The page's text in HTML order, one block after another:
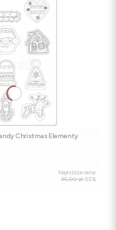
Christmas Elementy
Najniższa cena:
35,00 zł-55%